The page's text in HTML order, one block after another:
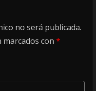
no será publicada.
con *